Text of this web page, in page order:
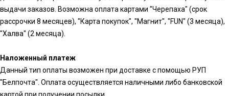
выдачи заказов. Возможна оплата картами "Черепаха" (срок
рассрочки 8 месяцев), "Карта покупок", "Магнит", "FUN" (3 месяца),
"Халва" (2 месяца).
Наложенный платеж
Данный тип оплаты возможен при доставке с помощью РУП
"Белпочта". Оплата осуществляется наличными либо банковской